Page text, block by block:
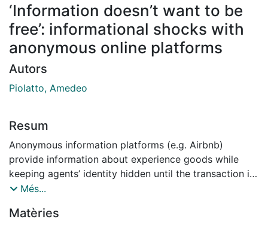
‘Information doesn’t want to be
free’: informational shocks with
anonymous online platforms
Autors
Piolatto, Amedeo
Resum
Anonymous information platforms (e.g. Airbnb)
provide information about experience goods while
keeping agents’ identity hidden until the transaction is
completed. In doing so, they generate heterogeneity in
I show that such platforms induce a weak increase of
Més...
Matèries